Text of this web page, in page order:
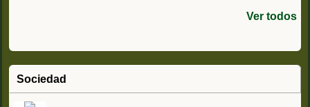
Ver todos
Sociedad